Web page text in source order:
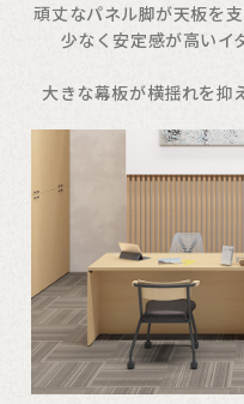
頑丈なパネル脚が天板を
少なく安定感が高いイ
大きな幕板が横揺れを抑